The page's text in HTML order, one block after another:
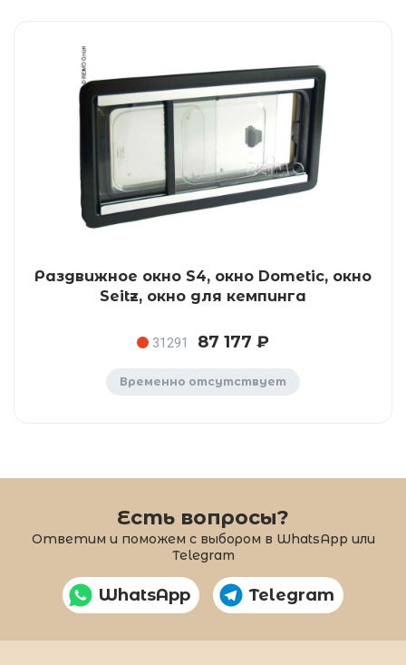
Раздвижное окно S4, окно Dometic, окно
Seitz, окно для кемпинга
31291 87 177 ₽
Временно отсутствует
Есть вопросы?
Ответим и поможем с выбором в WhatsApp или
Telegram
WhatsApp Telegram